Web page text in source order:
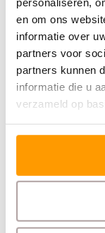
en om ons
informatie over
partners voor
partners kunnen
informatie die u
verzameld op
Zebra
zebra
Nieuwsbrief
Abonneer